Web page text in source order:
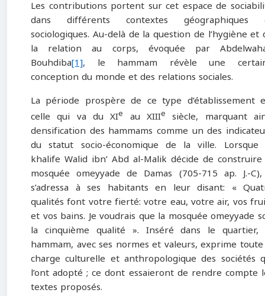
Les contributions portent sur cet espace de
dans différents contextes géographiques
sociologiques. Au-delà de la question de l’hygiène et
la relation au corps, évoquée par
Bouhdiba[1], le hammam révèle une
conception du monde et des relations sociales.
La période prospère de ce type d’établissement
celle qui va du XIe au XIIIe siècle, marquant
densification des hammams comme un des
du statut socio-économique de la ville. Lorsque
khalife Walid ibn’ Abd al-Malik décide de
mosquée omeyyade de Damas (705-715 ap. J.-
s’adressa à ses habitants en leur disant: «
qualités font votre fierté: votre eau, votre air, vos
et vos bains. Je voudrais que la mosquée omeyyade
la cinquième qualité ». Inséré dans le quartier,
hammam, avec ses normes et valeurs, exprime
charge culturelle et anthropologique des sociétés
l’ont adopté ; ce dont essaieront de rendre compte
textes proposés.